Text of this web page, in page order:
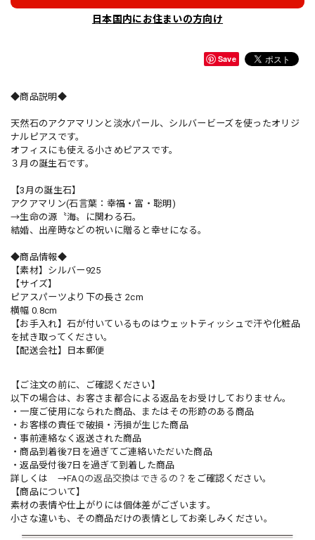
日本国内にお住まいの方向け
Save
◆商品説明◆
天然石のアクアマリンと淡水パール、シルバービーズを使ったオリジ
ナルピアスです。
オフィスにも使える小さめピアスです。
３月の誕生石です。
【3月の誕生石】
アクアマリン(石言葉：幸福・富・聡明)
→生命の源〝海〟に関わる石。
結婚、出産時などの祝いに贈ると幸せになる。
◆商品情報◆
【素材】シルバー925
【サイズ】
ピアスパーツより下の長さ 2cm
横幅 0.8cm
【お手入れ】石が付いているものはウェットティッシュで汗や化粧品
を拭き取ってください。
【配送会社】日本郵便
【ご注文の前に、ご確認ください】
以下の場合は、お客さま都合による返品をお受けしておりません。
・一度ご使用になられた商品、またはその形跡のある商品
・お客様の責任で破損・汚損が生じた商品
・事前連絡なく返送された商品
・商品到着後7日を過ぎてご連絡いただいた商品
・返品受付後7日を過ぎて到着した商品
詳しくは →FAQの返品交換はできるの？ をご確認ください。
【商品について】
素材の表情や仕上がりには個体差がございます。
小さな違いも、その商品だけの表情としてお楽しみください。